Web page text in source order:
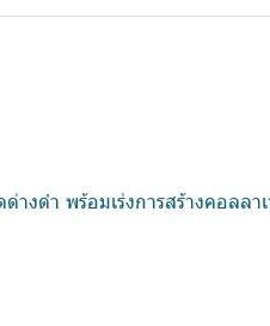
างดำ พร้อมเร่งการสร้างคอลล